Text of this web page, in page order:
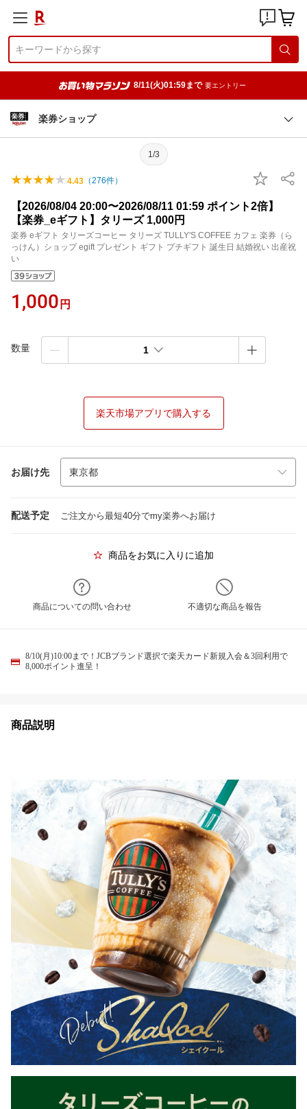
8/11(火)01:59まで 要エントリー
楽券ショップ
1/3
4.43 （276件）
【2026/08/04 20:00〜2026/08/11 01:59 ポイント2倍】
【楽券_eギフト】タリーズ 1,000円
楽券 eギフト タリーズコーヒー タリーズ TULLY'S COFFEE カフェ 楽券（ら
っけん）ショップ egift プレゼント ギフト プチギフト 誕生日 結婚祝い 出産祝
い
1,000 円
数量 1
楽天市場アプリで購入する
お届け先
配送予定 ご注文から最短40分でmy楽券へお届け
商品をお気に入りに追加
商品についての問い合わせ 不適切な商品を報告
8/10(月)10:00まで！JCBブランド選択で楽天カード新規入会＆3回利用で
8,000ポイント進呈！
商品説明